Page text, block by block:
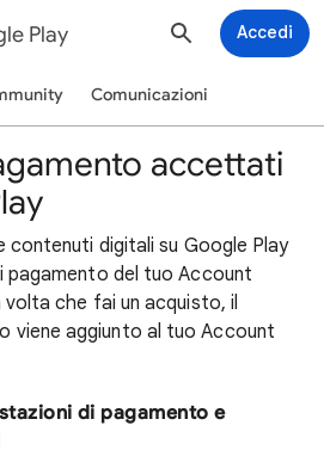
Play Accedi
Comunicazioni
accettati
contenuti digitali su Google Play
pagamento del tuo Account
volta che fai un acquisto, il
viene aggiunto al tuo Account
di pagamento e